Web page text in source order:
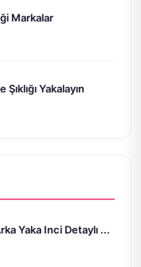
Markalar
Yakalayın
Yaka Inci Detaylı ...